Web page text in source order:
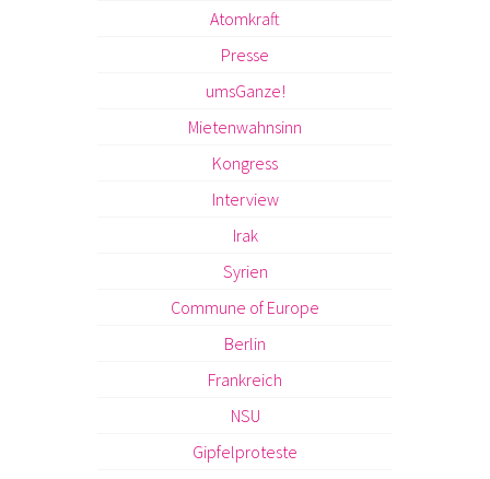
Atomkraft
Presse
umsGanze!
Mietenwahnsinn
Kongress
Interview
Irak
Syrien
Commune of Europe
Berlin
Frankreich
NSU
Gipfelproteste